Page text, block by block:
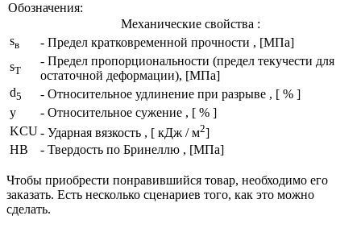
Обозначения:
Механические свойства :
sв
- Предел кратковременной прочности , [МПа]
sT
- Предел пропорциональности (предел текучести для
остаточной деформации), [МПа]
d5
- Относительное удлинение при разрыве , [ % ]
y
- Относительное сужение , [ % ]
KCU- Ударная вязкость , [ кДж / м2]
HB
- Твердость по Бринеллю , [МПа]
Чтобы приобрести понравившийся товар, необходимо его
заказать. Есть несколько сценариев того, как это можно
сделать.